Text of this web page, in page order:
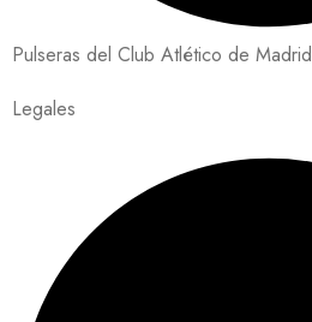
Pulseras del Club Atlético de Madrid
Legales